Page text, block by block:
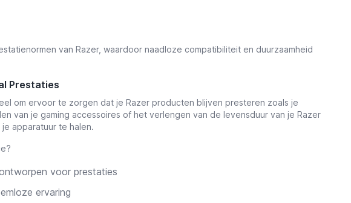
van Razer, waardoor naadloze compatibiliteit en duurzaamheid
Prestaties
om ervoor te zorgen dat je Razer producten blijven presteren zoals je
van je gaming accessoires of het verlengen van de levensduur van je Razer
apparatuur te halen.
voor prestaties
ervaring